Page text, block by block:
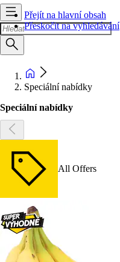
Přejít na hlavní obsah
Přeskočit na vyhledávání
Speciální nabídky
Speciální nabídky
All Offers